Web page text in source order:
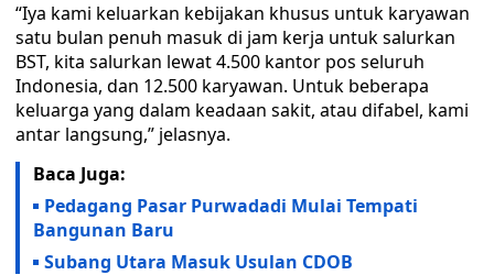
“Iya kami keluarkan kebijakan khusus untuk karyawan
satu bulan penuh masuk di jam kerja untuk salurkan
BST, kita salurkan lewat 4.500 kantor pos seluruh
Indonesia, dan 12.500 karyawan. Untuk beberapa
keluarga yang dalam keadaan sakit, atau difabel, kami
antar langsung,” jelasnya.
Baca Juga:
Pedagang Pasar Purwadadi Mulai Tempati
Bangunan Baru
Subang Utara Masuk Usulan CDOB